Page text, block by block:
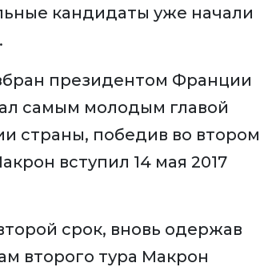
кандидаты уже начали
президентом Франции
самым молодым главой
страны, победив во втором
вступил 14 мая 2017
срок, вновь одержав
второго тура Макрон